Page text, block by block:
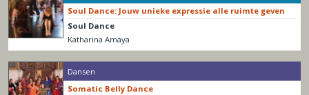
Soul Dance: Jouw unieke expressie alle ruimte geven
Soul Dance
Katharina Amaya
Dansen
Somatic Belly Dance